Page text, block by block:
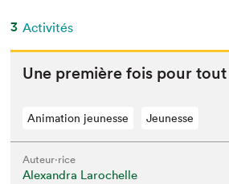
3 Activités
Une pre­mière fois pour tout
Animation jeunesse Jeunesse
Auteur·rice
Alexandra Larochelle